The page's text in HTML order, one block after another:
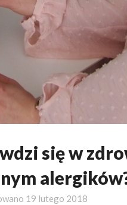
się w
19 lutego 2018